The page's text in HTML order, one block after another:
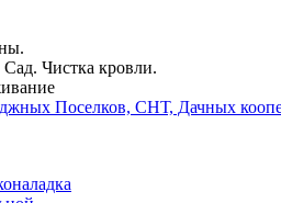
Сад. Чистка кровли.
Поселков, СНТ, Дачных